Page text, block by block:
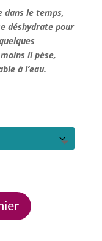
dans le temps,
déshydrate pour
il pèse,
à l’eau.